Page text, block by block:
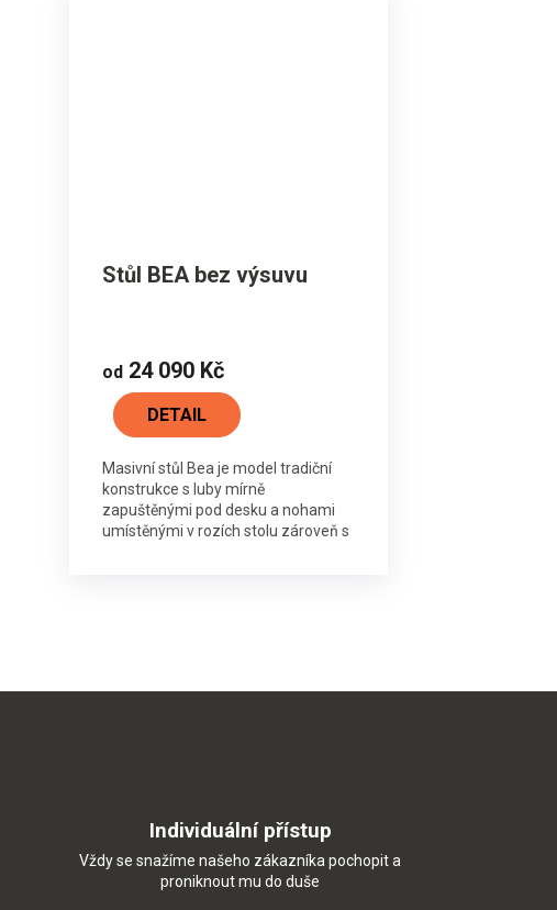
Stůl BEA bez výsuvu
od 24 090 Kč
DETAIL
Masivní stůl Bea je model tradiční
konstrukce s luby mírně
zapuštěnými pod desku a nohami
umístěnými v rozích stolu zároveň s
Individuální přístup
Vždy se snažíme našeho zákazníka pochopit a
proniknout mu do duše